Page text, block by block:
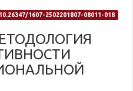
1607-2502201807-08011-018